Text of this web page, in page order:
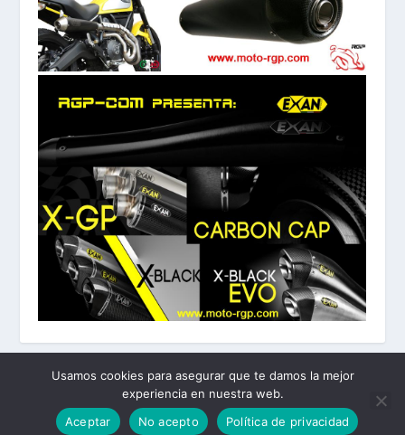
Elegant Themes| Desarrollado por WordPress
Usamos cookies para asegurar que te damos la mejor
experiencia en nuestra web.
Aceptar
No acepto Política de privacidad